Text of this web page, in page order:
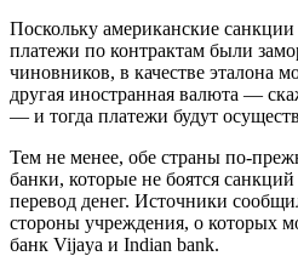
Поскольку американские
платежи по контрактам были
чиновников, в качестве эталона
другая иностранная валюта —
— и тогда платежи будут
Тем не менее, обе страны по-
банки, которые не боятся
перевод денег. Источники
стороны учреждения, о которых
банк Vijaya и Indian bank.